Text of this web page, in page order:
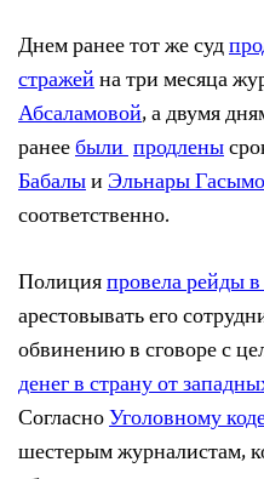
Днем ранее тот же суд
стражейна три месяца
Абсаламовой, а двумя
ранеебылипродлены
БабалыиЭльнары
соответственно.
Полицияпровела рейды
арестовывать его
обвинению в сговоре с
денег в страну от
СогласноУголовному
шестерым журналистам,